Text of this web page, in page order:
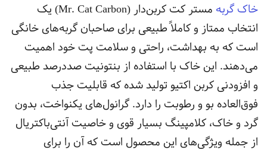
خاک گربه
مستر کت کربن‌دار (Mr. Cat Carbon) یک
انتخاب ممتاز و کاملاً طبیعی برای صاحبان گربه‌های خانگی
است که به بهداشت، راحتی و سلامت پت خود اهمیت
می‌دهند. این خاک با استفاده از بنتونیت صددرصد طبیعی
و افزودنی کربن اکتیو تولید شده که قابلیت جذب
فوق‌العاده بو و رطوبت را دارد. گرانول‌های یکنواخت، بدون
گرد و خاک، کلامپینگ بسیار قوی و خاصیت آنتی‌باکتریال
از جمله ویژگی‌های این محصول است که آن را برای